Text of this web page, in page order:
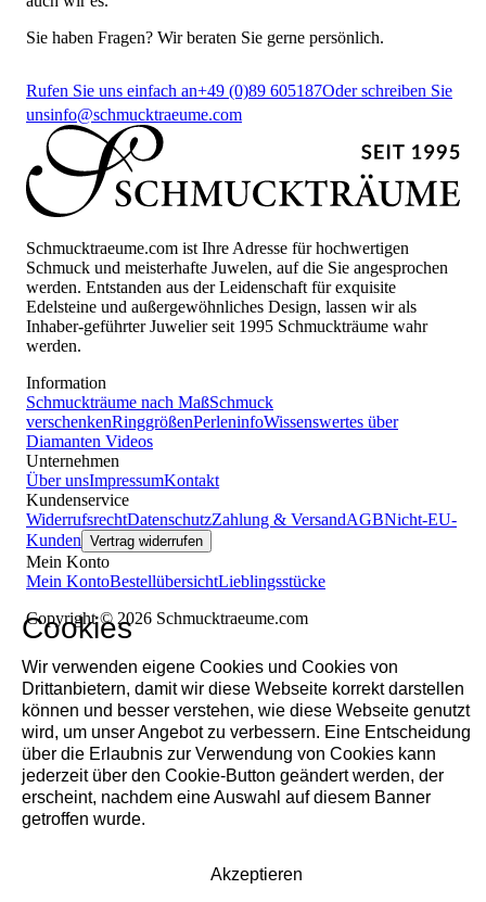
Sie haben Fragen? Wir beraten Sie gerne persönlich.
Rufen Sie uns einfach an+49 (0)89 605187Oder schreiben Sie
unsinfo@schmucktraeume.com
Schmucktraeume.com ist Ihre Adresse für hochwertigen
Schmuck und meisterhafte Juwelen, auf die Sie angesprochen
werden. Entstanden aus der Leidenschaft für exquisite
Edelsteine und außergewöhnliches Design, lassen wir als
Inhaber-geführter Juwelier seit 1995 Schmuckträume wahr
werden.
Information
Schmuckträume nach MaßSchmuck
verschenkenRinggrößenPerleninfoWissenswertes über
Diamanten Videos
Unternehmen
Über unsImpressumKontakt
Kundenservice
WiderrufsrechtDatenschutzZahlung & VersandAGBNicht-EU-
Kunden Vertrag widerrufen
Mein Konto
Mein KontoBestellübersichtLieblingsstücke
Copyright © 2026 Schmucktraeume.com
Cookies
Wir verwenden eigene Cookies und Cookies von
Drittanbietern, damit wir diese Webseite korrekt darstellen
können und besser verstehen, wie diese Webseite genutzt
wird, um unser Angebot zu verbessern. Eine Entscheidung
über die Erlaubnis zur Verwendung von Cookies kann
jederzeit über den Cookie-Button geändert werden, der
erscheint, nachdem eine Auswahl auf diesem Banner
getroffen wurde.
Akzeptieren